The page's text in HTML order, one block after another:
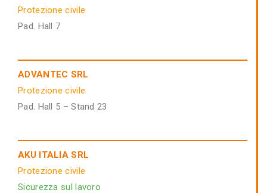
Protezione civile
Pad. Hall 7
ADVANTEC SRL
Protezione civile
Pad. Hall 5 – Stand 23
AKU ITALIA SRL
Protezione civile
Sicurezza sul lavoro